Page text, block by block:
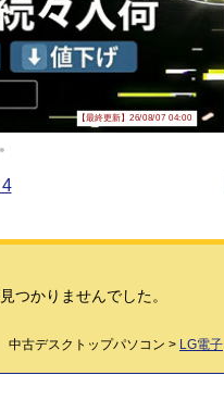
【最終更新】26/08/07 04:00
つかりませんでした。
中古デスクトップパソコン > LG電子